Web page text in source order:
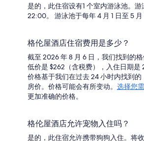
是的，此住宿设有1 个室内游泳池。
22:00。 游泳池于每年 4 月 1 日至 5 月
格伦屋酒店住宿费用是多少？
截至 2026 年 8 月 6 日，我们找到的
低价是 $262（含税费），入住日期是
价格基于我们在过去 24 小时内找到
房价。价格可能会有所变动。 选择您
更加准确的价格。
格伦屋酒店允许宠物入住吗？
是的，此住宿允许携带狗狗入住。将